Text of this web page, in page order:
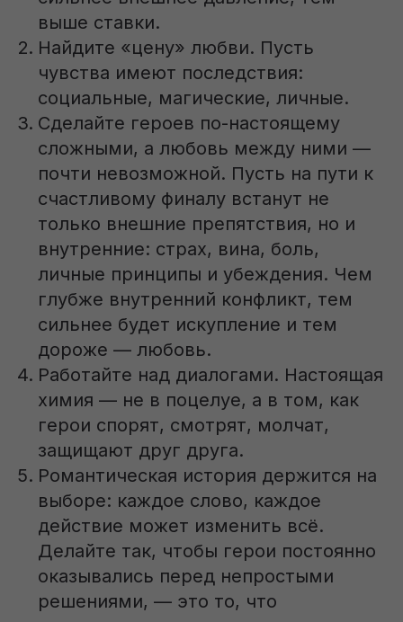
выше ставки.
Найдите «цену» любви. Пусть
чувства имеют последствия:
социальные, магические, личные.
Сделайте героев по-настоящему
сложными, а любовь между ними —
почти невозможной. Пусть на пути к
счастливому финалу встанут не
только внешние препятствия, но и
внутренние: страх, вина, боль,
личные принципы и убеждения. Чем
глубже внутренний конфликт, тем
сильнее будет искупление и тем
дороже — любовь.
Работайте над диалогами. Настоящая
химия — не в поцелуе, а в том, как
герои спорят, смотрят, молчат,
защищают друг друга.
Романтическая история держится на
выборе: каждое слово, каждое
действие может изменить всё.
Делайте так, чтобы герои постоянно
оказывались перед непростыми
решениями, — это то, что